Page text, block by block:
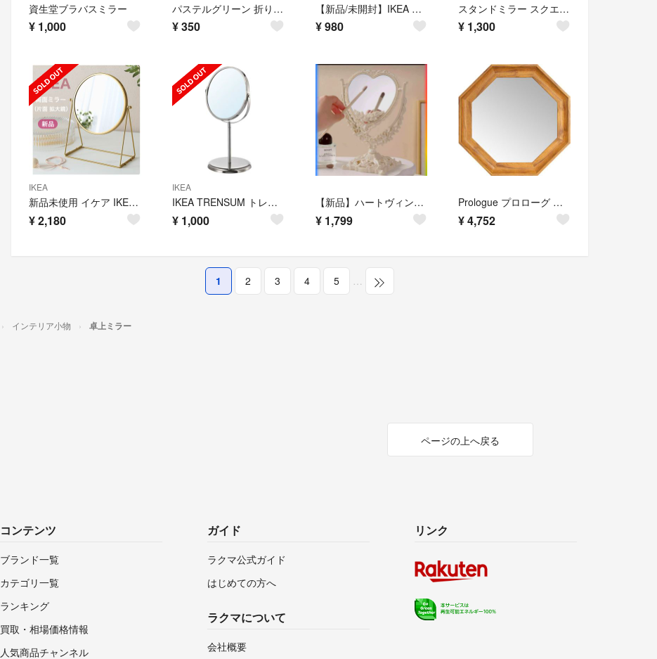
資生堂ブラバスミラー
¥ 1,000
パステルグリーン 折りたたみ式 ハンドミラー 手鏡
¥350
【新品/未開封】IKEA イケア 両面ミラー 片面拡大鏡（トレンスーム）
¥980
スタンドミラー スクエア 卓上鏡 シルバー 角度調整可
¥ 1,300
IKEA
新品未使用 イケア IKEA 両面ミラー 片面拡大鏡（ラスビーン ）卓上ゴールド
¥2,180
IKEA
IKEA TRENSUM トレンスーム 卓上ミラー
¥ 1,000
【新品】ハートヴィンテージ風 両面ミラー 卓上鏡 アンティーク ホワイト
¥ 1,799
Prologue プロローグ スタンド＆ウォールミラーM
¥4,752
1 2 3 4 5 …
インテリア小物 卓上ミラー
ページの上へ戻る
コンテンツ
ブランド一覧
カテゴリ一覧
ランキング
買取・相場価格情報
人気商品チャンネル
ガイド
ラクマ公式ガイド
はじめての方へ
ラクマについて
会社概要
リンク